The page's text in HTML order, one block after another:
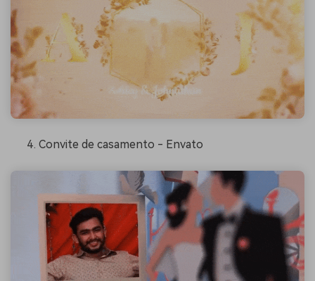
Convite de casamento - Envato